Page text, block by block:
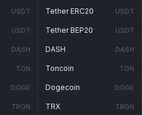
USDT
USDT
DASH
TON
DOGE
TRON
Tether ERC20 USDT
Tether BEP20 USDT
DASH DASH
Toncoin TON
Dogecoin DOGE
TRX TRON